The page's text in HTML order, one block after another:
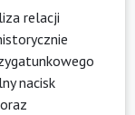
relacji
nacisk